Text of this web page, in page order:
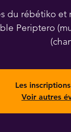
du rébétiko
Periptero
Les
Voir autres